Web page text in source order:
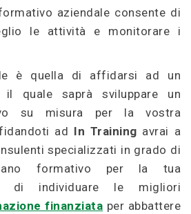
aziendale consente di
le attività e monitorare i
è quella di affidarsi ad un
il quale saprà sviluppare un
su misura per la vostra
ad In Training avrai a
specializzati in grado di
formativo per la tua
di individuare le migliori
finanziata per abbattere